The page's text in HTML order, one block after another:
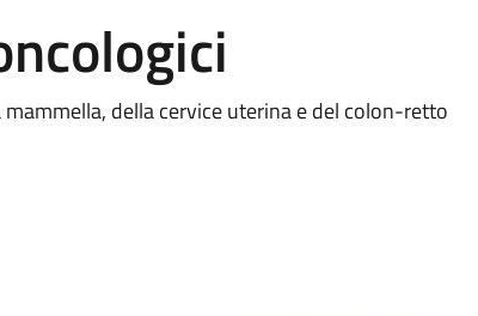
della cervice uterina e del colon-retto